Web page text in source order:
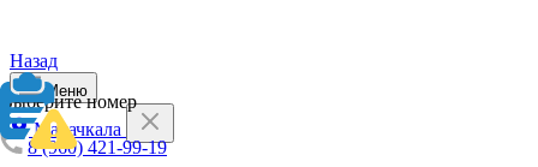
Назад
Выберите номер
8 (960) 421-99-19
Меню
Махачкала